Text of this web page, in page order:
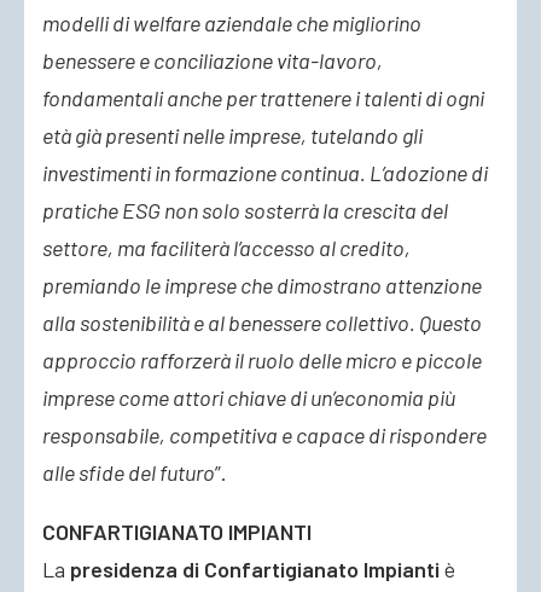
modelli di welfare aziendale che migliorino
benessere e conciliazione vita-lavoro,
fondamentali anche per trattenere i talenti di ogni
età già presenti nelle imprese, tutelando gli
investimenti in formazione continua. L’adozione di
pratiche ESG non solo sosterrà la crescita del
settore, ma faciliterà l’accesso al credito,
premiando le imprese che dimostrano attenzione
alla sostenibilità e al benessere collettivo. Questo
approccio rafforzerà il ruolo delle micro e piccole
imprese come attori chiave di un’economia più
responsabile, competitiva e capace di rispondere
alle sfide del futuro”.
CONFARTIGIANATO IMPIANTI
La presidenza di Confartigianato Impianti è